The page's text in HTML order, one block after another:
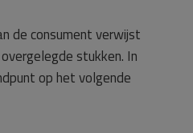
de consument verwijst
stukken. In
op het volgende